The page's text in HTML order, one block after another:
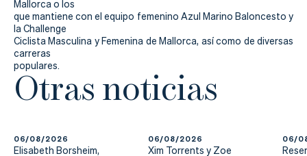
Mallorca o los
que mantiene con el equipo femenino Azul Marino Baloncesto y
la Challenge
Ciclista Masculina y Femenina de Mallorca, así como de diversas
carreras
populares.
Otras noticias
06/08/2026
Elisabeth Borsheim,
06/08/2026
Xim Torrents y Zoe
06/